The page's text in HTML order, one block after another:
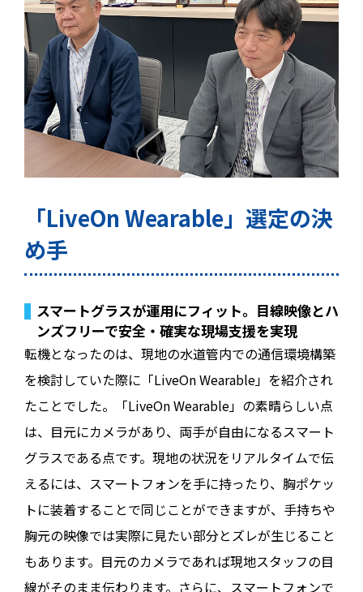
「LiveOn Wearable」選定の決
め手
スマートグラスが運用にフィット。目線映像とハ
ンズフリーで安全・確実な現場支援を実現
転機となったのは、現地の水道管内での通信環境構築
を検討していた際に「LiveOn Wearable」を紹介され
たことでした。「LiveOn Wearable」の素晴らしい点
は、目元にカメラがあり、両手が自由になるスマート
グラスである点です。現地の状況をリアルタイムで伝
えるには、スマートフォンを手に持ったり、胸ポケッ
トに装着することで同じことができますが、手持ちや
胸元の映像では実際に見たい部分とズレが生じること
もあります。目元のカメラであれば現地スタッフの目
線がそのまま伝わります。さらに、スマートフォンで